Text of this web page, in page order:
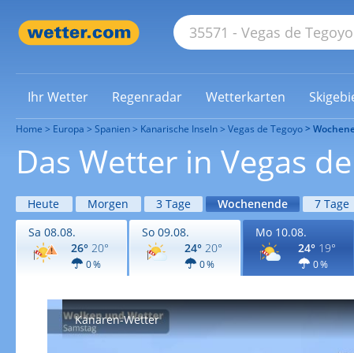
Ihr Wetter Regenradar Wetterkarten
Home Europa Spanien Kanarische Inseln Vegas de Tegoyo
Das Wetter in Vegas
Heute Morgen 3 Tage Wochenende 7 Tage
Sa 08.08.
26° 20°
0 %
So 09.08.
24° 20°
0 %
Mo 10.08.
24° 19°
0 %
Kanaren-Wetter